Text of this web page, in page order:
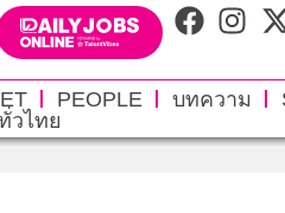
PEOPLE บทความ
วไทย